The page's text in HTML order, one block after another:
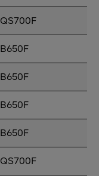
QS700F
B650F
B650F
B650F
B650F
QS700F